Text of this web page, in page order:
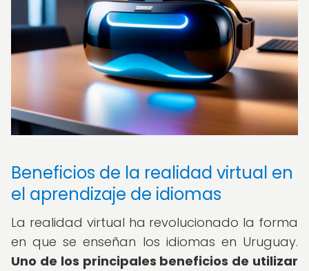
Beneficios de la realidad virtual en
el aprendizaje de idiomas
La realidad virtual ha revolucionado la forma
en que se enseñan los idiomas en Uruguay.
Uno de los principales beneficios de utilizar